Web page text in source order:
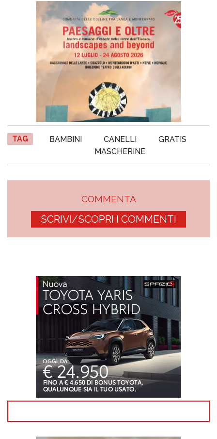
TAG BAMBINI CANELLI
GRATIS
MASCHERINE
COMMENTA
SCRIVI/SCOPRI I COMMENTI